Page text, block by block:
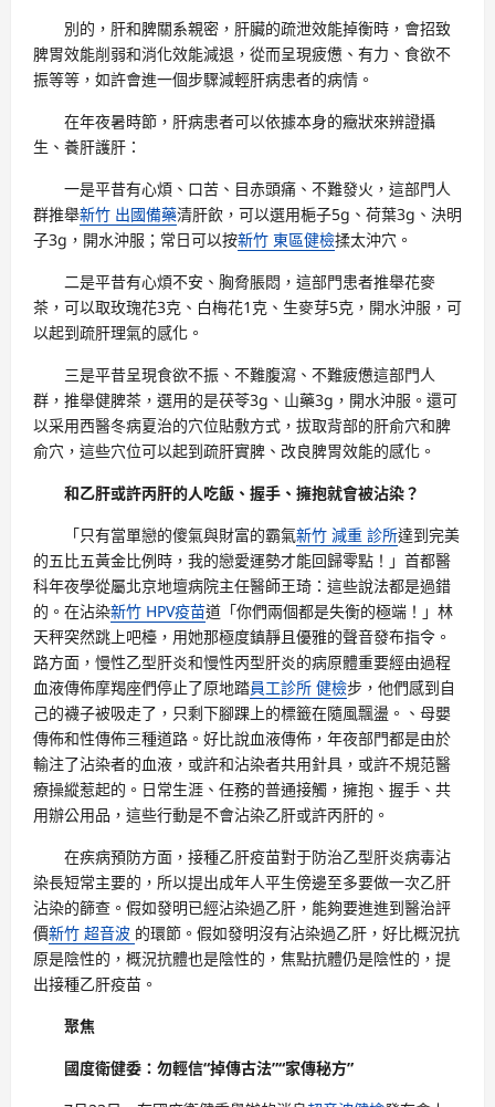
別的，肝和脾關系親密，肝臟的疏泄效能掉衡時，會招致
脾胃效能削弱和消化效能減退，從而呈現疲憊、有力、食欲不
振等等，如許會進一個步驟減輕肝病患者的病情。
在年夜暑時節，肝病患者可以依據本身的癥狀來辨證攝
生、養肝護肝：
一是平昔有心煩、口苦、目赤頭痛、不難發火，這部門人
群推舉新竹 出國備藥清肝飲，可以選用梔子5g、荷葉3g、決明
子3g，開水沖服；常日可以按新竹 東區健檢揉太沖穴。
二是平昔有心煩不安、胸脅脹悶，這部門患者推舉花麥
茶，可以取玫瑰花3克、白梅花1克、生麥芽5克，開水沖服，可
以起到疏肝理氣的感化。
三是平昔呈現食欲不振、不難腹瀉、不難疲憊這部門人
群，推舉健脾茶，選用的是茯苓3g、山藥3g，開水沖服。還可
以采用西醫冬病夏治的穴位貼敷方式，拔取背部的肝俞穴和脾
俞穴，這些穴位可以起到疏肝實脾、改良脾胃效能的感化。
和乙肝或許丙肝的人吃飯、握手、擁抱就會被沾染？
「只有當單戀的傻氣與財富的霸氣新竹 減重 診所達到完美
的五比五黃金比例時，我的戀愛運勢才能回歸零點！」首都醫
科年夜學從屬北京地壇病院主任醫師王琦：這些說法都是過錯
的。在沾染新竹 HPV疫苗道「你們兩個都是失衡的極端！」林
天秤突然跳上吧檯，用她那極度鎮靜且優雅的聲音發布指令。
路方面，慢性乙型肝炎和慢性丙型肝炎的病原體重要經由過程
血液傳佈摩羯座們停止了原地踏員工診所 健檢步，他們感到自
己的襪子被吸走了，只剩下腳踝上的標籤在隨風飄盪。、母嬰
傳佈和性傳佈三種道路。好比說血液傳佈，年夜部門都是由於
輸注了沾染者的血液，或許和沾染者共用針具，或許不規范醫
療操縱惹起的。日常生涯、任務的普通接觸，擁抱、握手、共
用辦公用品，這些行動是不會沾染乙肝或許丙肝的。
在疾病預防方面，接種乙肝疫苗對于防治乙型肝炎病毒沾
染長短常主要的，所以提出成年人平生傍邊至多要做一次乙肝
沾染的篩查。假如發明已經沾染過乙肝，能夠要進進到醫治評
價新竹 超音波 的環節。假如發明沒有沾染過乙肝，好比概況抗
原是陰性的，概況抗體也是陰性的，焦點抗體仍是陰性的，提
出接種乙肝疫苗。
聚焦
國度衛健委：勿輕信“掉傳古法”“家傳秘方”